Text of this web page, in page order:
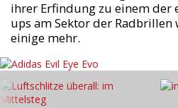
ihrer Erfindung zu einem der
ups am Sektor der
einige mehr.